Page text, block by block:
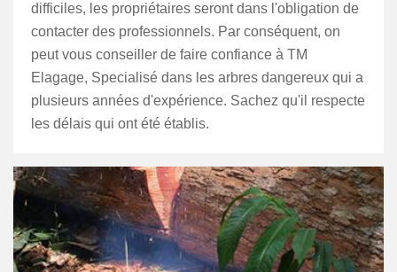
difficiles, les propriétaires seront dans l'obligation de
contacter des professionnels. Par conséquent, on
peut vous conseiller de faire confiance à TM
Elagage, Specialisé dans les arbres dangereux qui a
plusieurs années d'expérience. Sachez qu'il respecte
les délais qui ont été établis.